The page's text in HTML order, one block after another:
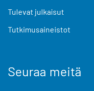
Tulevat julkaisut
Tutkimusaineistot
Seuraa meitä